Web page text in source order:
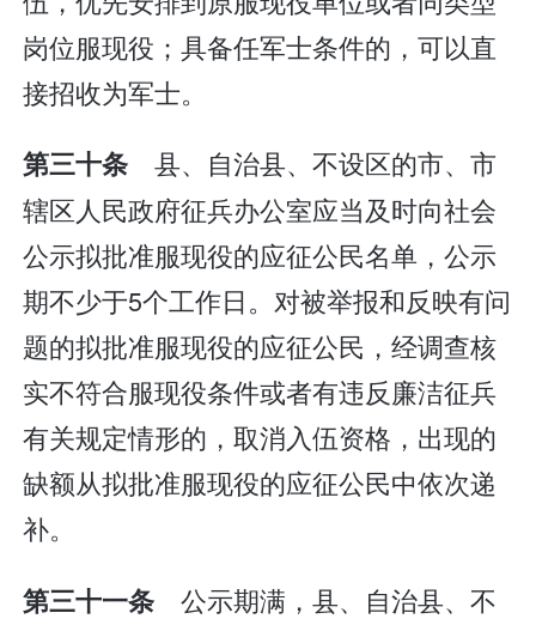
岗位服现役；具备任军士条件的，可以直
接招收为军士。
第三十条 县、自治县、不设区的市、市
辖区人民政府征兵办公室应当及时向社会
公示拟批准服现役的应征公民名单，公示
期不少于5个工作日。对被举报和反映有问
题的拟批准服现役的应征公民，经调查核
实不符合服现役条件或者有违反廉洁征兵
有关规定情形的，取消入伍资格，出现的
缺额从拟批准服现役的应征公民中依次递
补。
第三十一条 公示期满，县、自治县、不